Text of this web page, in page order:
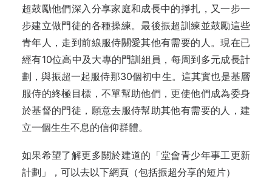
超鼓勵他們深入分享家庭和成長中的掙扎，又一步一
步建立做門徒的各種操練。最後振超訓練並鼓勵這些
青年人，走到前線服侍關愛其他有需要的人。現在已
經有10位高中及大專的門訓組員，每周到多元成長計
劃，與振超一起服侍那30個初中生。這其實也是基層
服侍的終極目標，不單幫助他們，更使他們成為委身
於基督的門徒，願意去服侍幫助其他有需要的人，建
立一個生生不息的信仰群體。
如果希望了解更多關於建道的「堂會青少年事工更新
計劃」，可以去以下網頁（包括振超分享的短片）